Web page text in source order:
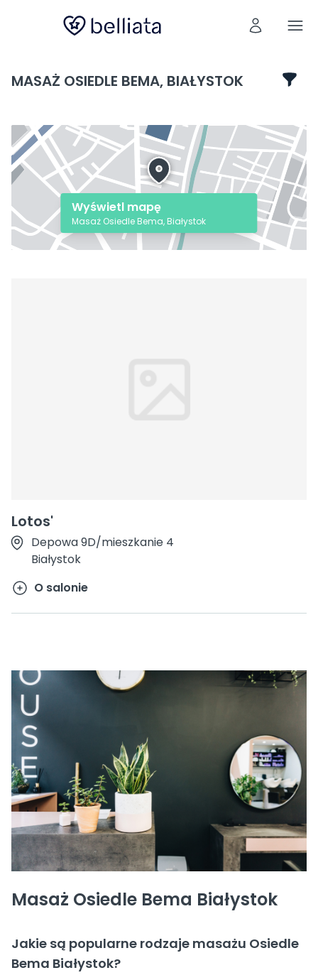
MASAŻ OSIEDLE BEMA, BIAŁYSTOK
Lotos'
Depowa 9D/mieszkanie 4
Białystok
O salonie
Wyświetl mapę
Masaż Osiedle Bema, Białystok
Masaż Osiedle Bema Białystok
Jakie są popularne rodzaje masażu Osiedle
Bema Białystok?